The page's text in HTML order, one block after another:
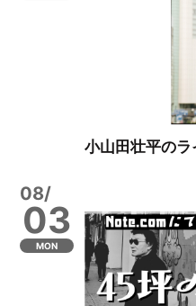
小山田壮平の
08/
03
MON